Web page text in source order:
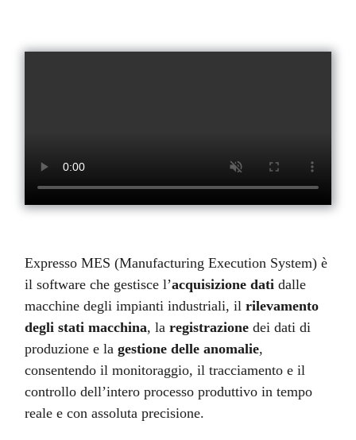
Expresso MES (Manufacturing Execution System) è
il software che gestisce l’acquisizione dati dalle
macchine degli impianti industriali, ilrilevamento
degli stati macchina, laregistrazione dei dati di
produzione e la gestione delle anomalie,
consentendo il monitoraggio, il tracciamento e il
controllo dell’intero processo produttivo in tempo
reale e con assoluta precisione.